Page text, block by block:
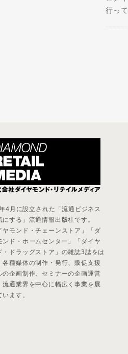
行っ
4月に設立された「流通ビジネス
にする」流通情報出版社です。
ヤモンド・チェーンストア」「ダ
ンド・ホームセンター」「ダイヤ
・ドラッグストア」の雑誌3誌をは
各種媒体の制作・発行、販促支援
の企画制作、セミナーの企画運営
流通業界を中心に幅広く事業を展
ます。